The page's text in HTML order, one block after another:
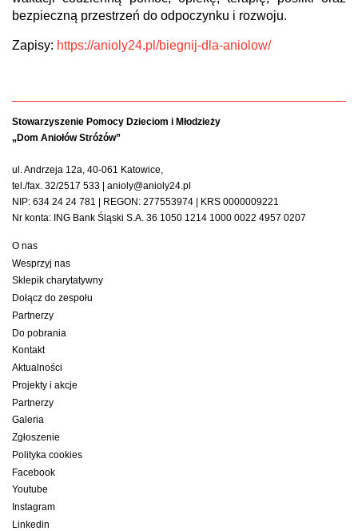
bezpieczną przestrzeń do odpoczynku i rozwoju.
Zapisy: https://anioly24.pl/biegnij-dla-aniolow/
Stowarzyszenie Pomocy Dzieciom i Młodzieży
„Dom Aniołów Stróżów”
ul. Andrzeja 12a, 40-061 Katowice,
tel./fax. 32/2517 533 | anioly@anioly24.pl
NIP: 634 24 24 781 | REGON: 277553974 | KRS 0000009221
Nr konta: ING Bank Śląski S.A. 36 1050 1214 1000 0022 4957 0207
O nas
Wesprzyj nas
Sklepik charytatywny
Dołącz do zespołu
Partnerzy
Do pobrania
Kontakt
Aktualności
Projekty i akcje
Partnerzy
Galeria
Zgłoszenie
Polityka cookies
Facebook
Youtube
Instagram
Linkedin